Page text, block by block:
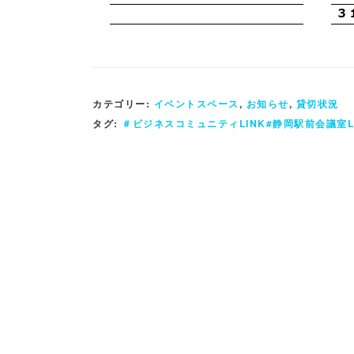
カテゴリー: イベントスペース, お知らせ, 貸切状況
タグ: ＃ビジネスコミュニティLINK#静岡駅前会議室